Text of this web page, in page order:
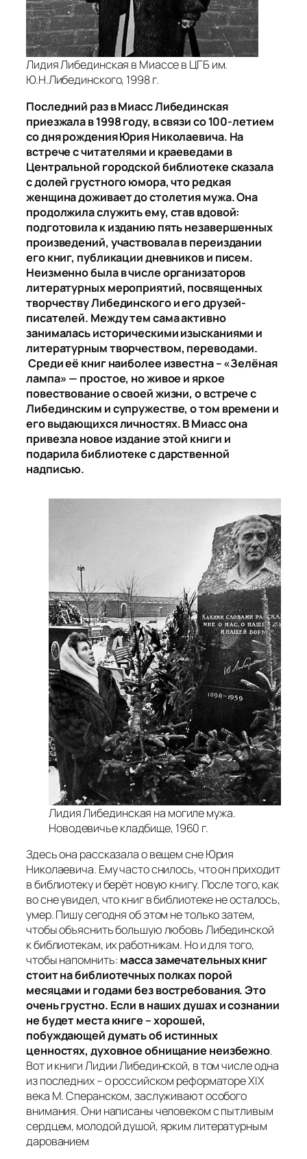
Лидия Либединская в Миассе в ЦГБ им.
Ю.Н.Либединского, 1998 г.
Последний раз в Миасс Либединская
приезжала в 1998 году, в связи со 100-летием
со дня рождения Юрия Николаевича. На
встрече с читателями и краеведами в
Центральной городской библиотеке сказала
с долей грустного юмора, что редкая
женщина доживает до столетия мужа. Она
продолжила служить ему, став вдовой:
подготовила к изданию пять незавершенных
произведений, участвовала в переиздании
его книг, публикации дневников и писем.
Неизменно была в числе организаторов
литературных мероприятий, посвященных
творчеству Либединского и его друзей-
писателей. Между тем сама активно
занималась историческими изысканиями и
литературным творчеством, переводами.
Среди её книг наиболее известна – «Зелёная
лампа» — простое, но живое и яркое
повествование о своей жизни, о встрече с
Либединским и супружестве, о том времени и
его выдающихся личностях. В Миасс она
привезла новое издание этой книги и
подарила библиотеке с дарственной
надписью.
Лидия Либединская на могиле мужа.
Новодевичье кладбище, 1960 г.
Здесь она рассказала о вещем сне Юрия
Николаевича. Ему часто снилось, что он приходит
в библиотеку и берёт новую книгу. После того, как
во сне увидел, что книг в библиотеке не осталось,
умер. Пишу сегодня об этом не только затем,
чтобы объяснить большую любовь Либединской
к библиотекам, их работникам. Но и для того,
чтобы напомнить: масса замечательных книг
стоит на библиотечных полках порой
месяцами и годами без востребования. Это
очень грустно. Если в наших душах и сознании
не будет места книге – хорошей,
побуждающей думать об истинных
ценностях, духовное обнищание неизбежно.
Вот и книги Лидии Либединской, в том числе одна
из последних – о российском реформаторе XIX
века М. Сперанском, заслуживают особого
внимания. Они написаны человеком с пытливым
сердцем, молодой душой, ярким литературным
дарованием